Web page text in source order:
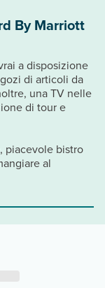
By Marriott
a disposizione
di articoli da
una TV nelle
di tour e
piacevole bistro
al